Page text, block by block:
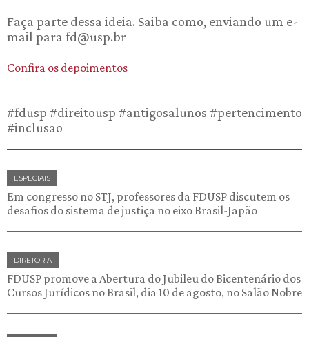
Faça parte dessa ideia. Saiba como, enviando um e-
mail para fd@usp.br
Confira os depoimentos
#fdusp #direitousp #antigosalunos #pertencimento
#inclusao
ESPECIAIS
Em congresso no STJ, professores da FDUSP discutem os
desafios do sistema de justiça no eixo Brasil-Japão
DIRETORIA
FDUSP promove a Abertura do Jubileu do Bicentenário dos
Cursos Jurídicos no Brasil, dia 10 de agosto, no Salão Nobre